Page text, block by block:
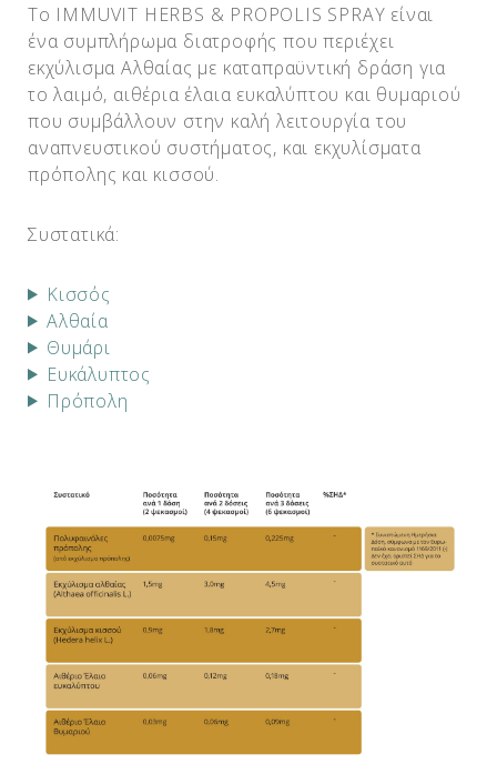
Το IMMUVIT HERBS & PROPOLIS SPRAY είναι
ένα συμπλήρωμα διατροφής που περιέχει
εκχύλισμα Αλθαίας με καταπραϋντική δράση για
το λαιμό, αιθέρια έλαια ευκαλύπτου και θυμαριού
που συμβάλλουν στην καλή λειτουργία του
αναπνευστικού συστήματος, και εκχυλίσματα
πρόπολης και κισσού.
Συστατικά:
Κισσός
Αλθαία
Θυμάρι
Ευκάλυπτος
Πρόπολη